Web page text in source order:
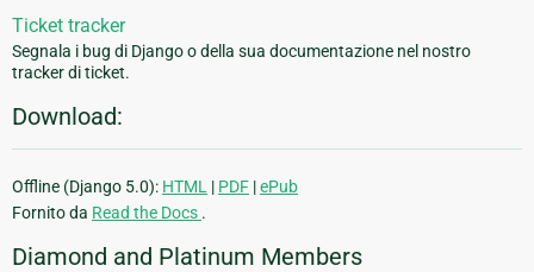
Ticket tracker
Segnala i bug di Django o della sua documentazione nel nostro
tracker di ticket.
Download:
Offline (Django 5.0): HTML | PDF |ePub
Fornito da Read the Docs .
Diamond and Platinum Members